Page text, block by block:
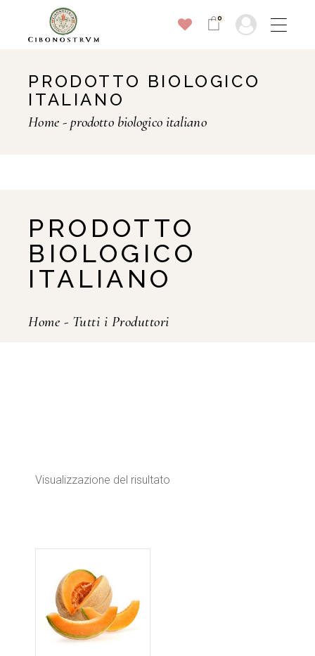
0
PRODOTTO BIOLOGICO
ITALIANO
Home prodotto biologico italiano
PRODOTTO
BIOLOGICO
ITALIANO
Home - Tutti i Produttori
Visualizzazione del risultato